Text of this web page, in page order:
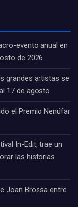
evento anual en
de 2026
grandes artistas se
17 de agosto
el Premio Nenúfar
In-Edit, trae un
las historias
Joan Brossa entre